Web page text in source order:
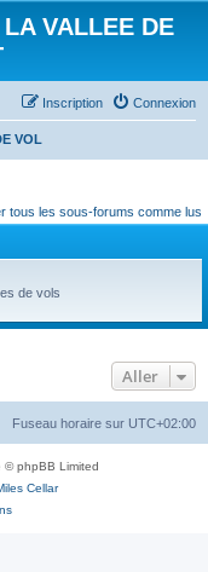
VALLEE DE
Connexion
Inscription
VOL
tous les sous-forums comme lus
de vols
Aller
Fuseau horaire sur UTC+02:00
© phpBB Limited
Cellar